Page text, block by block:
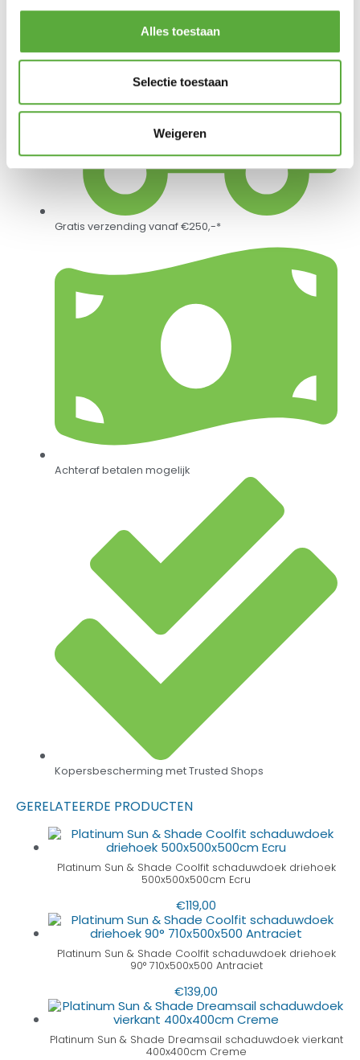
Alles toestaan
Selectie toestaan
Weigeren
Gratis verzending vanaf €250,-*
Achteraf betalen mogelijk
Kopersbescherming met Trusted Shops
GERELATEERDE PRODUCTEN
Platinum Sun & Shade Coolfit schaduwdoek driehoek
500x500x500cm Ecru
€119,00
Platinum Sun & Shade Coolfit schaduwdoek driehoek
90° 710x500x500 Antraciet
€139,00
Platinum Sun & Shade Dreamsail schaduwdoek vierkant
400x400cm Creme